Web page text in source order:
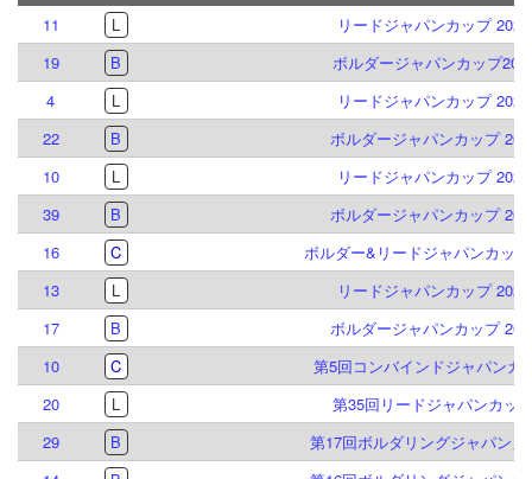
11
L
リードジャパンカップ 2026
19
B
ボルダージャパンカップ
4
L
リードジャパンカップ 2025
22
B
ボルダージャパンカップ
10
L
リードジャパンカップ 2024
39
B
ボルダージャパンカップ
16
C
ボルダー&リードジャパンカッ
13
L
リードジャパンカップ 2023
17
B
ボルダージャパンカップ
10
C
第5回コンバインドジャパンカ
20
L
第35回リードジャパンカッ
29
B
第17回ボルダリングジャパンカ